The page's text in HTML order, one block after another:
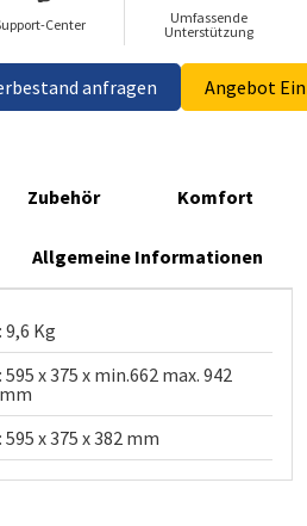
Center
Umfassende
Unterstützung
anfragen Angebot
Zubehör Komfort
Allgemeine Informationen
: 9,6 Kg
: 595 x 375 x min.662 max. 942
mm
: 595 x 375 x 382 mm